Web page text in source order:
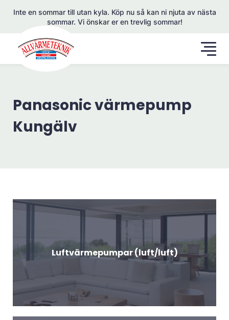
Inte en sommar till utan kyla. Köp nu så kan ni njuta av nästa
sommar. Vi önskar er en trevlig sommar!
Panasonic värmepump
Kungälv
Luftvärmepumpar (luft/luft)